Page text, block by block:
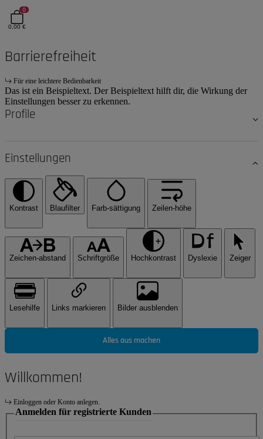
0
0,00 €
Barrierefreiheit
Für eine leichtere Bedienbarkeit
Das ist ein Beispieltext. Der Beispieltext hilft dir, die Wirkung der
Einstellungen besser zu erkennen.
Profile
Einstellungen
Kontrast Blaufilter Farb-sättigung Zeilen-höhe
Zeichen-abstand Schriftgröße Hochkontrast Dyslexie Zeiger
Lesehilfe Links markieren Bilder ausblenden
Alles aus machen
Willkommen!
Einloggen oder Konto anlegen.
Anmelden für registrierte Kunden